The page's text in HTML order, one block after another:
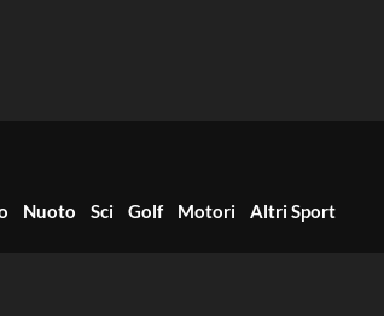
Nuoto Sci Golf Motori Altri Sport